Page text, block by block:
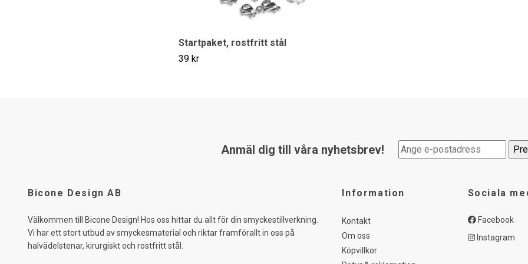
Startpaket, rostfritt stål
39 kr
Anmäl dig till våra nyhetsbrev!
Bicone Design AB
Välkommen till Bicone Design! Hos oss hittar du allt för din smyckestillverkning.
Vi har ett stort utbud av smyckesmaterial och riktar framförallt in oss på
halvädelstenar, kirurgiskt och rostfritt stål.
Information
Kontakt
Om oss
Köpvillkor
Sociala
Facebook
Instagram